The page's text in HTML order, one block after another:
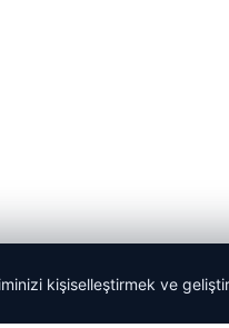
kişiselleştirmek ve